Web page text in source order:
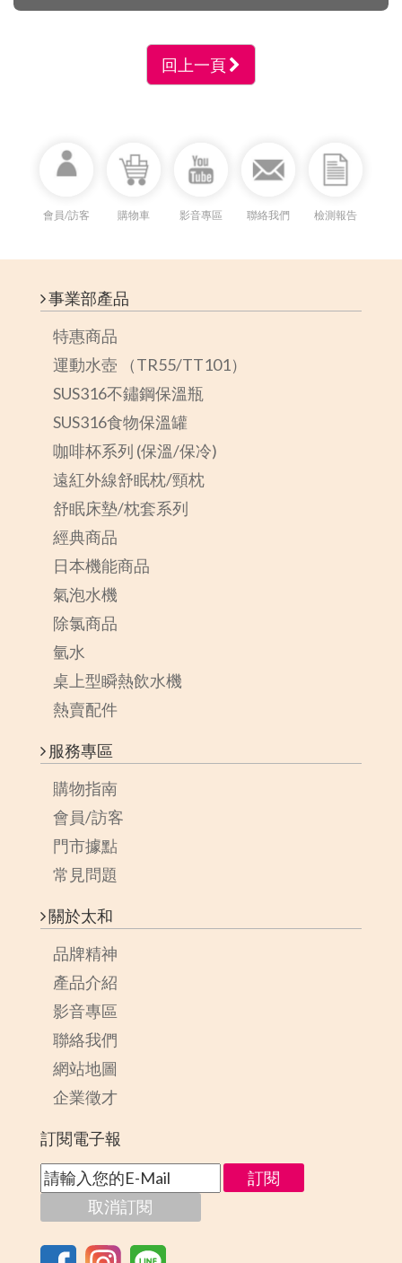
回上一頁
會員/訪客 購物車 影音專區 聯絡我們 檢測報告
事業部產品
特惠商品
運動水壺 （TR55/TT101）
SUS316不鏽鋼保溫瓶
SUS316食物保溫罐
咖啡杯系列 (保溫/保冷)
遠紅外線舒眠枕/頸枕
舒眠床墊/枕套系列
經典商品
日本機能商品
氣泡水機
除氯商品
氫水
桌上型瞬熱飲水機
熱賣配件
服務專區
購物指南
會員/訪客
門市據點
常見問題
關於太和
品牌精神
產品介紹
影音專區
聯絡我們
網站地圖
企業徵才
訂閱電子報